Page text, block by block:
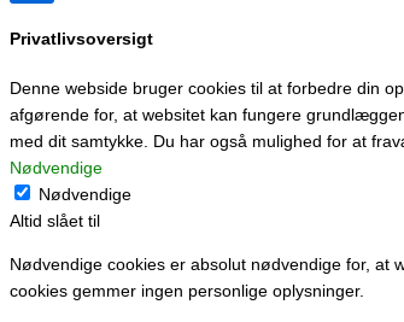
Privatlivsoversigt
Denne webside bruger cookies til at forbedre din
afgørende for, at websitet kan fungere
med dit samtykke. Du har også mulighed for at
Nødvendige
Nødvendige
Altid slået til
Nødvendige cookies er absolut nødvendige for, at
cookies gemmer ingen personlige oplysninger.